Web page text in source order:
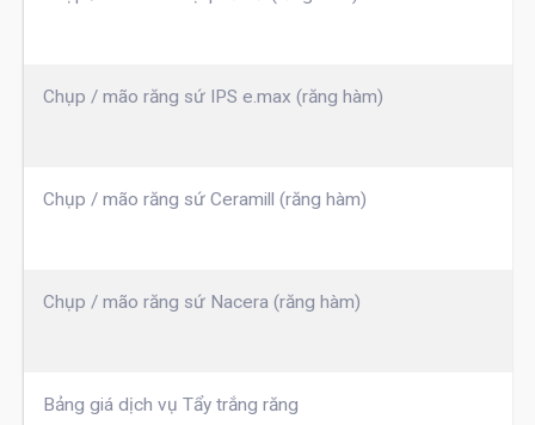
Chụp / mão răng sứ IPS e.max (răng hàm)
Chụp / mão răng sứ Ceramill (răng hàm)
Chụp / mão răng sứ Nacera (răng hàm)
Bảng giá dịch vụ Tẩy trắng răng